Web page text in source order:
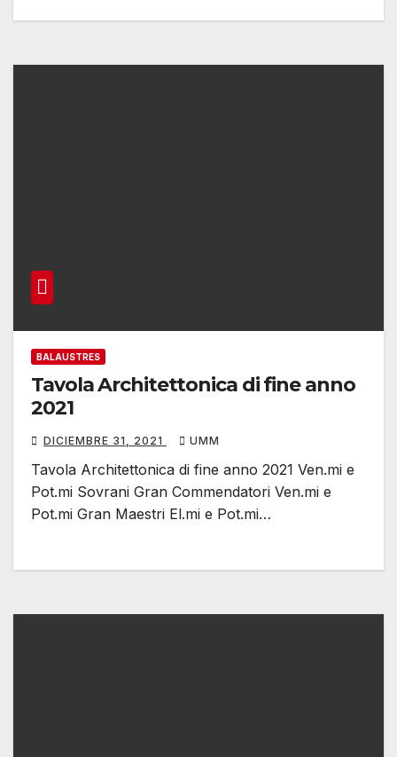
BALAUSTRES
Tavola Architettonica di fine anno
2021
DICIEMBRE 31, 2021 UMM
Tavola Architettonica di fine anno 2021 Ven.mi e
Pot.mi Sovrani Gran Commendatori Ven.mi e
Pot.mi Gran Maestri El.mi e Pot.mi…